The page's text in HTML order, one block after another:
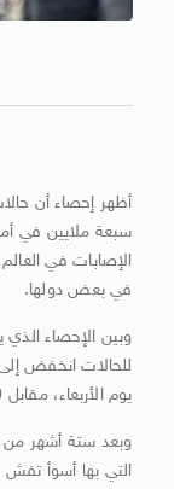
أظهر إحصاء أن
سبعة ملايين في
الإصابات في
في بعض دولها.
وبين الإحصاء الذي
يوم الأربعاء، مقابل 85000 في الأسبوع السابق.
وبعد ستة أشهر من